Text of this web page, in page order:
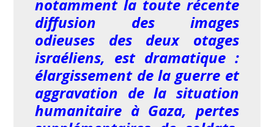
notamment la toute récente
diffusion des images
odieuses des deux otages
israéliens, est dramatique :
élargissement de la guerre et
aggravation de la situation
humanitaire à Gaza, pertes